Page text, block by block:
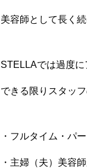
美容師として長く
STELLAでは過度に
できる限りスタッ
・フルタイム・パ
・主婦（夫）美容